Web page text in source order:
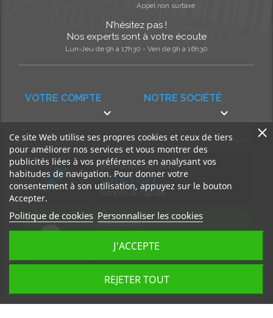
NOTRE SOCIÉTÉ

VOTRE COMPTE

Appel non surtaxé
N’hésitez pas !
Nos experts sont à votre écoute
Lun-Jeu de 9h à 17h30 - Ven de 9h à 16h30
Demande de devis
GRATUIT
Simple & rapide
Découvrez
Accédez à nos articles
Ce site Web utilise ses propres cookies et ceux de tiers
pour améliorer nos services et vous montrer des
publicités liées à vos préférences en analysant vos
habitudes de navigation. Pour donner votre
consentement à son utilisation, appuyez sur le bouton
Accepter.
Politique de cookies Personnaliser les cookies
REJETER TOUT
J'ACCEPTE
Tous droits réservés, MD Ouest © 2026